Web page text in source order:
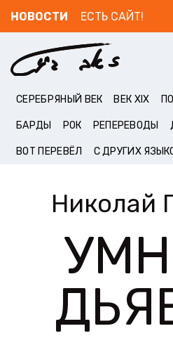
НОВОСТИ ЕСТЬ САЙТ!
СЕРЕБРЯНЫЙ ВЕК ВЕК XIX
БАРДЫ РОК РЕПЕРЕВОДЫ
ВОТ ПЕРЕВЁЛ С ДРУГИХ
Николай